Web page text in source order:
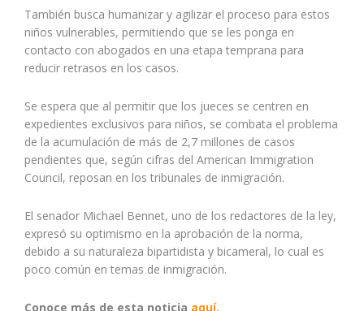
También busca humanizar y agilizar el proceso para estos
niños vulnerables, permitiendo que se les ponga en
contacto con abogados en una etapa temprana para
reducir retrasos en los casos.
Se espera que al permitir que los jueces se centren en
expedientes exclusivos para niños, se combata el problema
de la acumulación de más de 2,7 millones de casos
pendientes que, según cifras del American Immigration
Council, reposan en los tribunales de inmigración.
El senador Michael Bennet, uno de los redactores de la ley,
expresó su optimismo en la aprobación de la norma,
debido a su naturaleza bipartidista y bicameral, lo cual es
poco común en temas de inmigración.
Conoce más de esta noticia aquí.